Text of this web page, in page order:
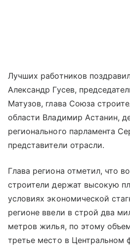
Лучших работников
Александр Гусев,
Матузов, глава Союза
области Владимир Астанин,
регионального парламента
представители отрасли.
Глава региона отметил, что
строители держат высокую
условиях экономической
регионе ввели в строй два
метров жилья, по этому
третье место в Центральном